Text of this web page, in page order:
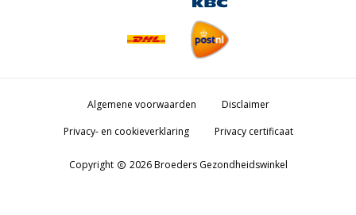
Algemene voorwaarden
Disclaimer
Privacy- en cookieverklaring
Privacy certificaat
Copyright copyright 2026 Broeders Gezondheidswinkel